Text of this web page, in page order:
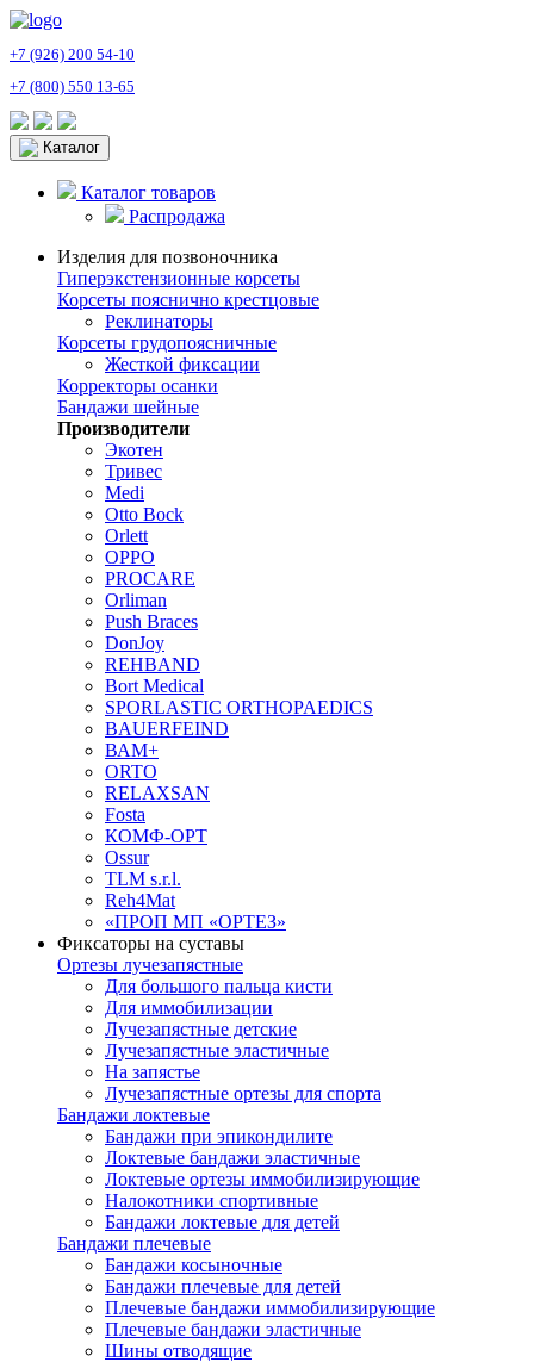
+7 (926) 200 54-10
+7 (800) 550 13-65
Каталог
Каталог товаров
Распродажа
Изделия для позвоночника
Гиперэкстензионные корсеты
Корсеты пояснично крестцовые
Реклинаторы
Корсеты грудопоясничные
Жесткой фиксации
Корректоры осанки
Бандажи шейные
Производители
Экотен
Тривес
Medi
Otto Bock
Orlett
OPPO
PROCARE
Orliman
Push Braces
DonJoy
REHBAND
Bort Medical
SPORLASTIC ORTHOPAEDICS
BAUERFEIND
ВАМ+
ORTO
RELAXSAN
Fosta
КОМФ-ОРТ
Ossur
TLM s.r.l.
Reh4Mat
«ПРОП МП «ОРТЕЗ»
Фиксаторы на суставы
Ортезы лучезапястные
Для большого пальца кисти
Для иммобилизации
Лучезапястные детские
Лучезапястные эластичные
На запястье
Лучезапястные ортезы для спорта
Бандажи локтевые
Бандажи при эпикондилите
Локтевые бандажи эластичные
Локтевые ортезы иммобилизирующие
Налокотники спортивные
Бандажи локтевые для детей
Бандажи плечевые
Бандажи косыночные
Бандажи плечевые для детей
Плечевые бандажи иммобилизирующие
Плечевые бандажи эластичные
Шины отводящие